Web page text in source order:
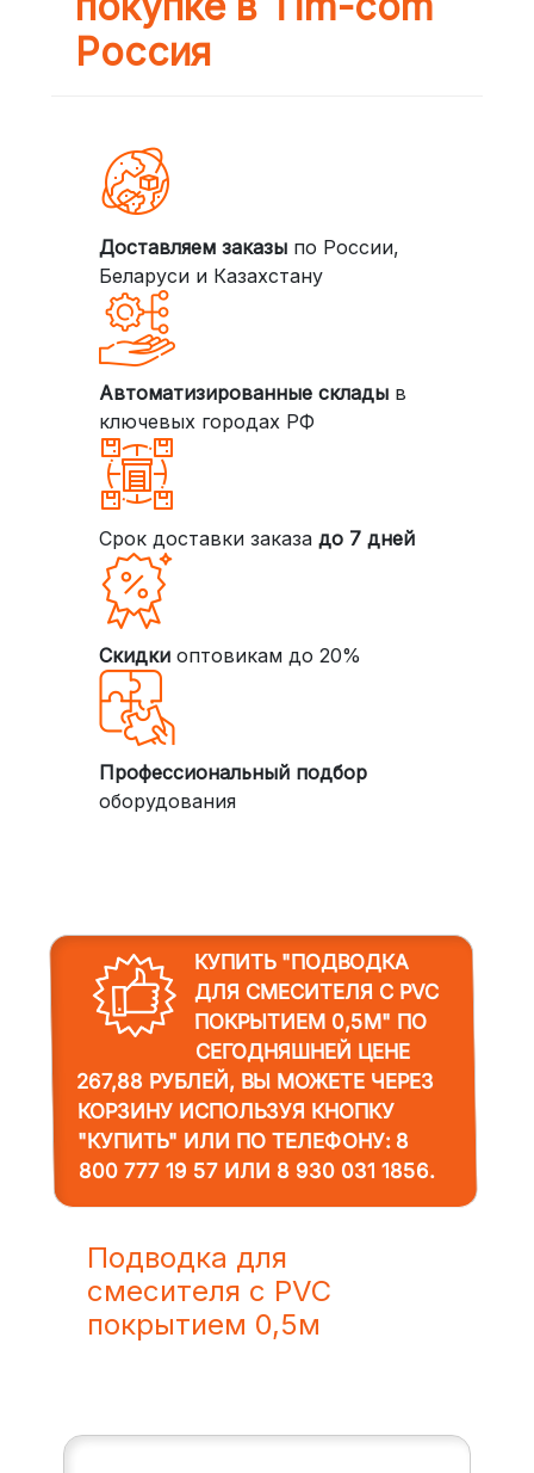
Россия
Доставляем заказыпо России,
Беларуси и Казахстану
Автоматизированные складыв
ключевых городах РФ
Срок доставки заказа до 7 дней
Скидкиоптовикам до 20%
Профессиональный подбор
оборудования
КУПИТЬ "ПОДВОДКА
ДЛЯ СМЕСИТЕЛЯ С PVC
ПОКРЫТИЕМ 0,5М" ПО
СЕГОДНЯШНЕЙ ЦЕНЕ
267,88 РУБЛЕЙ, ВЫ МОЖЕТЕ ЧЕРЕЗ
КОРЗИНУ ИСПОЛЬЗУЯ КНОПКУ
"КУПИТЬ" ИЛИ ПО ТЕЛЕФОНУ: 8
800 777 19 57ИЛИ 8 930 031 1856.
Подводка для
смесителя с PVC
покрытием 0,5м